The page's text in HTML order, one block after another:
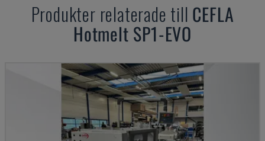
Produkter relaterade till CEFLA
Hotmelt SP1-EVO